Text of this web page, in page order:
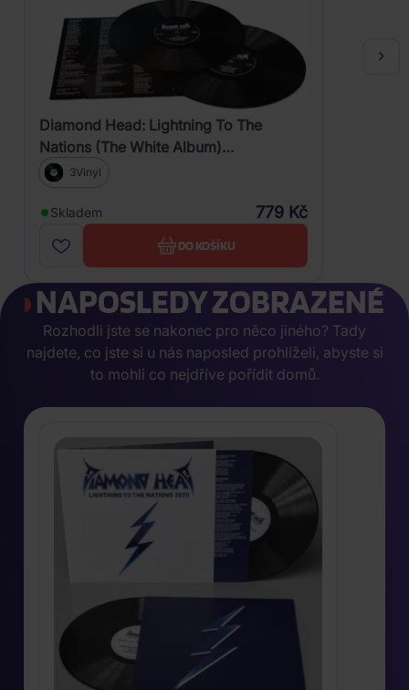
Diamond Head: Lightning To The
Nations (The White Album)
(Remastered 2021)
3Vinyl
Skladem 779 Kč
DO KOŠÍKU
NAPOSLEDY ZOBRAZENÉ
Rozhodli jste se nakonec pro něco jiného? Tady
najdete, co jste si u nás naposled prohlíželi, abyste si
to mohli co nejdříve pořídit domů.